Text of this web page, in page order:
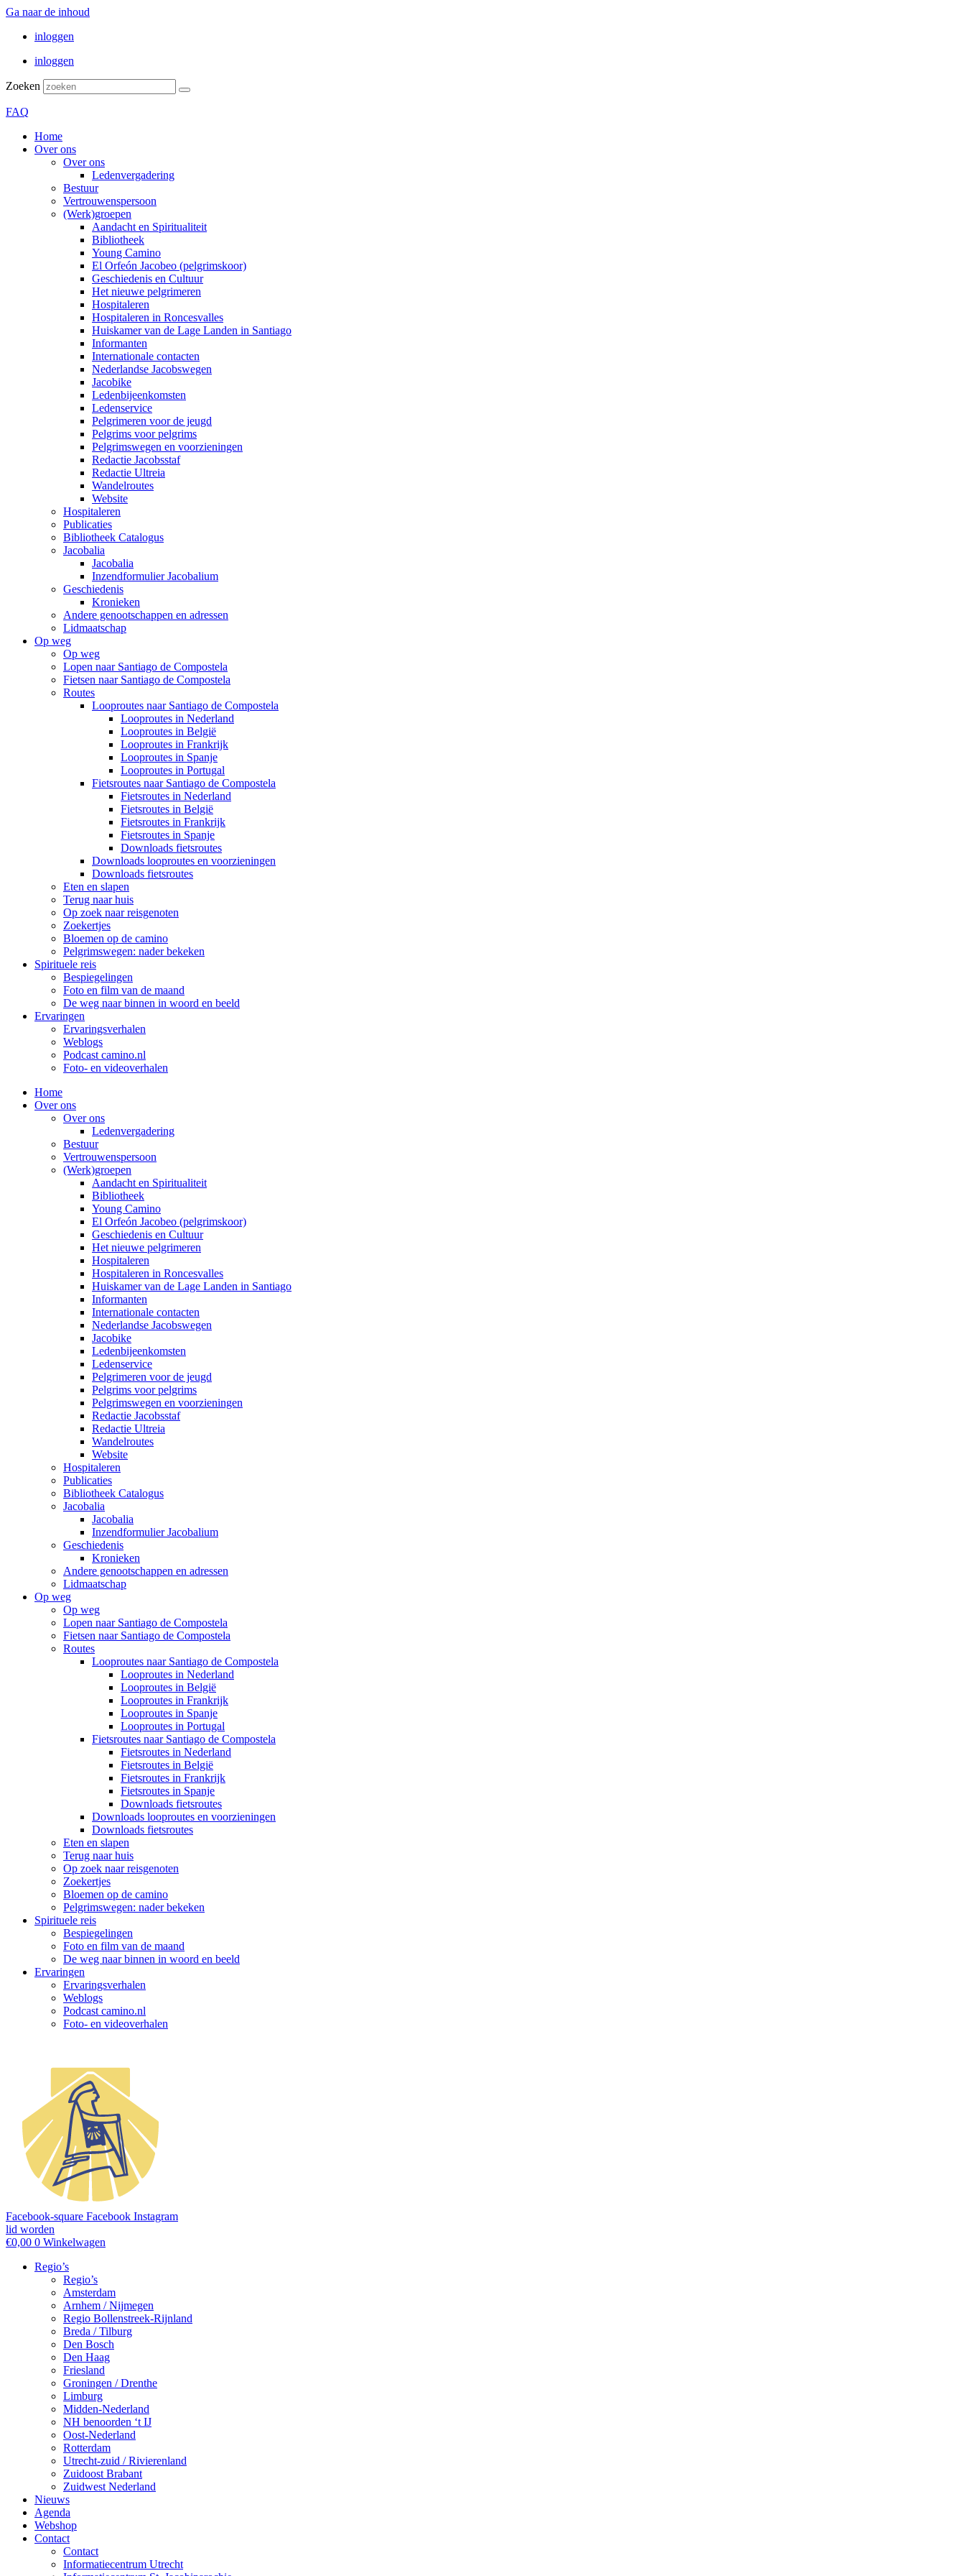
Ga naar de inhoud
inloggen
inloggen
Zoeken
FAQ
Home
Over ons
Over ons
Ledenvergadering
Bestuur
Vertrouwenspersoon
(Werk)groepen
Aandacht en Spiritualiteit
Bibliotheek
Young Camino
El Orfeón Jacobeo (pelgrimskoor)
Geschiedenis en Cultuur
Het nieuwe pelgrimeren
Hospitaleren
Hospitaleren in Roncesvalles
Huiskamer van de Lage Landen in Santiago
Informanten
Internationale contacten
Nederlandse Jacobswegen
Jacobike
Ledenbijeenkomsten
Ledenservice
Pelgrimeren voor de jeugd
Pelgrims voor pelgrims
Pelgrimswegen en voorzieningen
Redactie Jacobsstaf
Redactie Ultreia
Wandelroutes
Website
Hospitaleren
Publicaties
Bibliotheek Catalogus
Jacobalia
Jacobalia
Inzendformulier Jacobalium
Geschiedenis
Kronieken
Andere genootschappen en adressen
Lidmaatschap
Op weg
Op weg
Lopen naar Santiago de Compostela
Fietsen naar Santiago de Compostela
Routes
Looproutes naar Santiago de Compostela
Looproutes in Nederland
Looproutes in België
Looproutes in Frankrijk
Looproutes in Spanje
Looproutes in Portugal
Fietsroutes naar Santiago de Compostela
Fietsroutes in Nederland
Fietsroutes in België
Fietsroutes in Frankrijk
Fietsroutes in Spanje
Downloads fietsroutes
Downloads looproutes en voorzieningen
Downloads fietsroutes
Eten en slapen
Terug naar huis
Op zoek naar reisgenoten
Zoekertjes
Bloemen op de camino
Pelgrimswegen: nader bekeken
Spirituele reis
Bespiegelingen
Foto en film van de maand
De weg naar binnen in woord en beeld
Ervaringen
Ervaringsverhalen
Weblogs
Podcast camino.nl
Foto- en videoverhalen
Home
Over ons
Over ons
Ledenvergadering
Bestuur
Vertrouwenspersoon
(Werk)groepen
Aandacht en Spiritualiteit
Bibliotheek
Young Camino
El Orfeón Jacobeo (pelgrimskoor)
Geschiedenis en Cultuur
Het nieuwe pelgrimeren
Hospitaleren
Hospitaleren in Roncesvalles
Huiskamer van de Lage Landen in Santiago
Informanten
Internationale contacten
Nederlandse Jacobswegen
Jacobike
Ledenbijeenkomsten
Ledenservice
Pelgrimeren voor de jeugd
Pelgrims voor pelgrims
Pelgrimswegen en voorzieningen
Redactie Jacobsstaf
Redactie Ultreia
Wandelroutes
Website
Hospitaleren
Publicaties
Bibliotheek Catalogus
Jacobalia
Jacobalia
Inzendformulier Jacobalium
Geschiedenis
Kronieken
Andere genootschappen en adressen
Lidmaatschap
Op weg
Op weg
Lopen naar Santiago de Compostela
Fietsen naar Santiago de Compostela
Routes
Looproutes naar Santiago de Compostela
Looproutes in Nederland
Looproutes in België
Looproutes in Frankrijk
Looproutes in Spanje
Looproutes in Portugal
Fietsroutes naar Santiago de Compostela
Fietsroutes in Nederland
Fietsroutes in België
Fietsroutes in Frankrijk
Fietsroutes in Spanje
Downloads fietsroutes
Downloads looproutes en voorzieningen
Downloads fietsroutes
Eten en slapen
Terug naar huis
Op zoek naar reisgenoten
Zoekertjes
Bloemen op de camino
Pelgrimswegen: nader bekeken
Spirituele reis
Bespiegelingen
Foto en film van de maand
De weg naar binnen in woord en beeld
Ervaringen
Ervaringsverhalen
Weblogs
Podcast camino.nl
Foto- en videoverhalen
Facebook-square Facebook Instagram
lid worden
€0,00 0 Winkelwagen
Regio’s
Regio’s
Amsterdam
Arnhem / Nijmegen
Regio Bollenstreek-Rijnland
Breda / Tilburg
Den Bosch
Den Haag
Friesland
Groningen / Drenthe
Limburg
Midden-Nederland
NH benoorden ‘t IJ
Oost-Nederland
Rotterdam
Utrecht-zuid / Rivierenland
Zuidoost Brabant
Zuidwest Nederland
Nieuws
Agenda
Webshop
Contact
Contact
Informatiecentrum Utrecht